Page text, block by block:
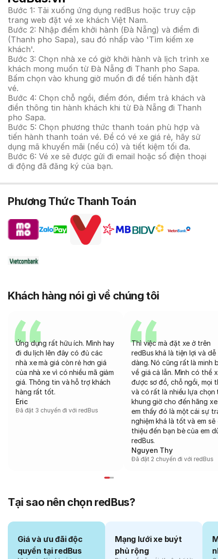
Bước 1: Tải xuống ứng dụng redBus hoặc truy cập
trang web đặt vé xe khách Việt Nam.
Bước 2: Nhập điểm khởi hành (Đà Nẵng) và điểm đi
(Thanh pho Sapa), sau đó nhấp vào 'Tìm kiếm xe
khách'.
Bước 3: Chọn nhà xe có giờ khởi hành và lịch trình xe
khách mong muốn từ Đà Nẵng đi Thanh pho Sapa.
Bấm chọn vào khung giờ muốn đi để tiến hành đặt
vé.
Bước 4: Chọn chỗ ngồi, điểm đón, điểm trả khách và
điền thông tin hành khách khi từ Đà Nẵng đi Thanh
pho Sapa.
Bước 5: Chọn phương thức thanh toán phù hợp và
tiến hành thanh toán vé. Để có vé xe giá rẻ, hãy sử
dụng mã khuyến mãi (nếu có) và tiết kiệm tối đa.
Bước 6: Vé xe sẽ được gửi đi email hoặc số điện thoại
di động đã đăng ký của bạn.
Phương Thức Thanh Toán
Khách hàng nói gì về chúng tôi
Ứng dụng rất hữu ích. Mình hay
đi du lịch lên đây có đủ các
nhà xe mà giá còn rẻ hơn giá
của nhà xe vì có nhiều mã giảm
giá. Thông tin và hỗ trợ khách
hàng rất tốt.
Eric
Đã đặt 3 chuyến đi với redBus
Thì việc mà đặt xe ở trên
redBus khá là tiện lợi và dễ
dàng. Nó cũng rất là minh
về giá cả lẫn. Mình có thể
được sơ đồ, chỗ ngồi, mọi
và có rất là nhiều lựa chọn
khung giờ cho đến hãng
em thấy đó là một cái sự
nghiệm khá là tốt và em sẽ
thiệu đến bạn bè của em
redBus.
Nguyen Thy
Đã đặt 2 chuyến đi với redBus
Tại sao nên chọn redBus?
Giá và ưu đãi độc
quyền tại redBus
Mạng lưới xe buýt
phủ rộng